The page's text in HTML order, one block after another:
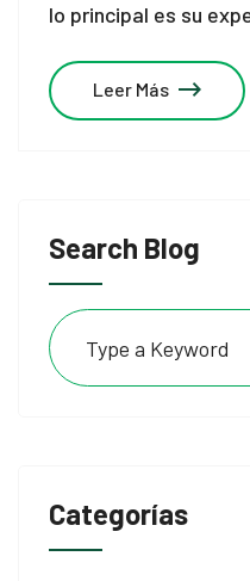
Search Blog
Categorías
lo principal es su
Leer Más